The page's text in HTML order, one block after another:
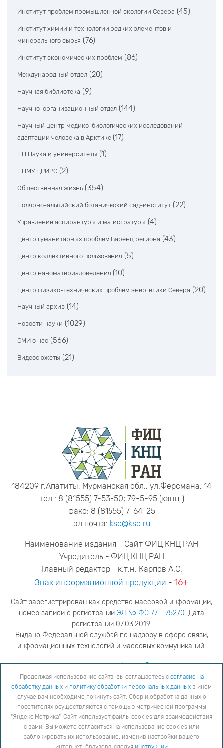
Институт проблем промышленной экологии Севера (45)
Институт химии и технологии редких элементов и
минерального сырья (76)
Институт экономических проблем (86)
Международный отдел (20)
Научная библиотека (9)
Научно-организационный отдел (144)
Научный центр медико-биологических исследований
адаптации человека в Арктике (17)
НП Наука и университеты (1)
НЦМУ ЦРИРС (2)
Общественная жизнь (354)
Полярно-альпийский ботанический сад-институт (22)
Управление аспирантуры и магистратуры (4)
Центр гуманитарных проблем Баренц региона (43)
Центр коллективного пользования (5)
Центр наноматериаловедения (10)
Центр физико-технических проблем энергетики Севера (20)
Научный архив (14)
Новости науки (1029)
СМИ о нас (566)
Видеосюжеты (21)
184209 г.Апатиты, Мурманская обл., ул.Ферсмана, 14
тел.: 8 (81555) 7-53-50; 79-5-95 (канц.)
факс: 8 (81555) 7-64-25
эл.почта: ksc@ksc.ru
Наименование издания - Сайт ФИЦ КНЦ РАН
Учредитель - ФИЦ КНЦ РАН
Главный редактор - к.т.н. Карпов А.С.
Знак информационной продукции - 16+
Сайт зарегистрирован как средство массовой информации;
номер записи о регистрации ЭЛ № ФС 77 - 75270. Дата
регистрации 07.03.2019.
Выдано Федеральной службой по надзору в сфере связи,
информационных технологий и массовых коммуникаций.
адрес редакцииya.stogova@ksc.ru
телефон редакции81555-79-516
Продолжая использование сайта, вы соглашаетесь с согласие на обработку данных
обработки персональных данных
в ином случае вам необходимо покинуть сайт. Сбор и обработка
данных о посетителях осуществляются с помощью метрической программы "Яндекс Метрика".
Сайт использует файлы cookies для взаимодействия с вами. Вы можете согласиться на
использование cookies или заблокировать их использование, изменив настройки вашего интернет-
Продолжая использование сайта, вы соглашаетесь с согласие на
обработку данных и политику обработки персональных данных в ином
случае вам необходимо покинуть сайт. Сбор и обработка данных о
посетителях осуществляются с помощью метрической программы
"Яндекс Метрика". Сайт использует файлы cookies для взаимодействия
с вами. Вы можете согласиться на использование cookies или
заблокировать их использование, изменив настройки вашего
интернет-браузера, следуя инструкции